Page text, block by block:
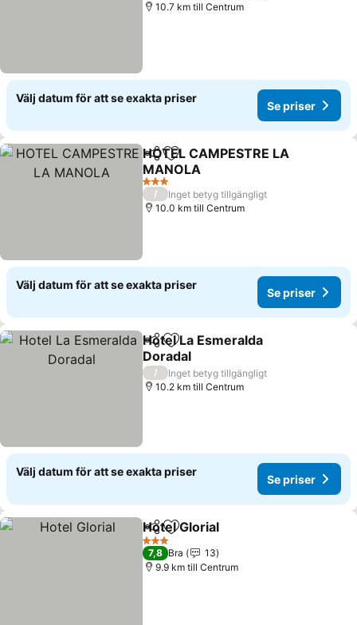
10.7 km till Centrum
Välj datum för att se exakta priser
Se priser
Dela Lägg till i Mina Favoriter
HOTEL CAMPESTRE LA
MANOLA
Se priser
3 Stjärnor
/
Inget betyg tillgängligt
10.0 km till Centrum
Välj datum för att se exakta priser
Se priser
Dela Lägg till i Mina Favoriter
Hotel La Esmeralda
Doradal
Se priser
/
Inget betyg tillgängligt
10.2 km till Centrum
Välj datum för att se exakta priser
Se priser
Dela Lägg till i Mina Favoriter
Hotel Glorial
3 Stjärnor
7,8 Bra
13
9.9 km till Centrum